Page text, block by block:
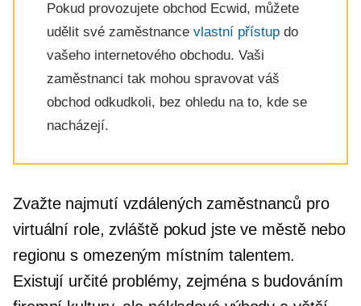
Pokud provozujete obchod Ecwid, můžete
udělit své zaměstnance vlastní přístup do
vašeho internetového obchodu. Vaši
zaměstnanci tak mohou spravovat váš
obchod odkudkoli, bez ohledu na to, kde se
nacházejí.
Zvažte najmutí vzdálených zaměstnanců pro
virtuální role, zvláště pokud jste ve městě nebo
regionu s omezeným místním talentem.
Existují určité problémy, zejména s budováním